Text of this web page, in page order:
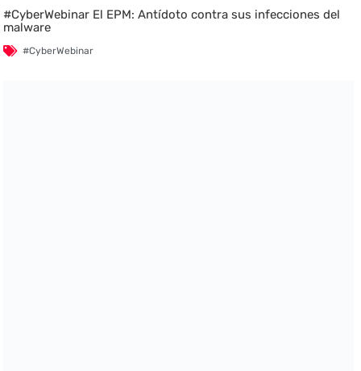
#CyberWebinar El EPM: Antídoto contra sus infecciones del
malware
#CyberWebinar